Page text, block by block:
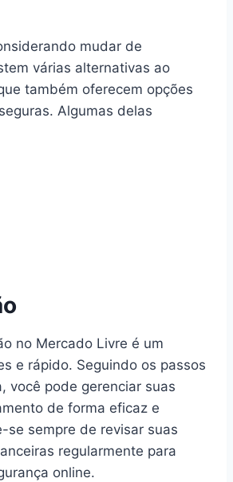
mudar de
várias alternativas ao
também oferecem opções
Algumas delas
no Mercado Livre é um
e rápido. Seguindo os passos
você pode gerenciar suas
de forma eficaz e
se sempre de revisar suas
regularmente para
online.